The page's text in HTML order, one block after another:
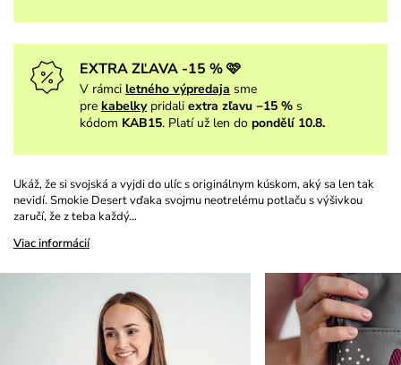
EXTRA ZĽAVA -15 % 🩷
V rámci letného výpredaja sme
pre kabelky pridali extra zľavu −15 % s
kódom KAB15. Platí už len do pondělí 10.8.
Ukáž, že si svojská a vyjdi do ulíc s originálnym kúskom, aký sa len tak
nevidí. Smokie Desert vďaka svojmu neotrelému potlaču s výšivkou
zaručí, že z teba každý…
Viac informácií